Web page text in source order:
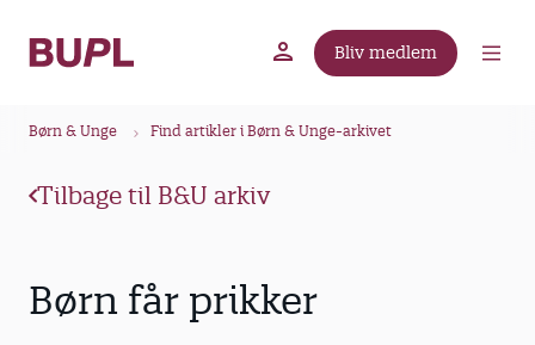
Bliv medlem
Børn & Unge Find artikler i Børn & Unge-arkivet
Tilbage til B&U arkiv
Børn får prikker